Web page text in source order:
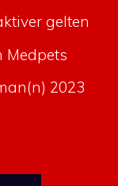
gelten
Medpets
2023